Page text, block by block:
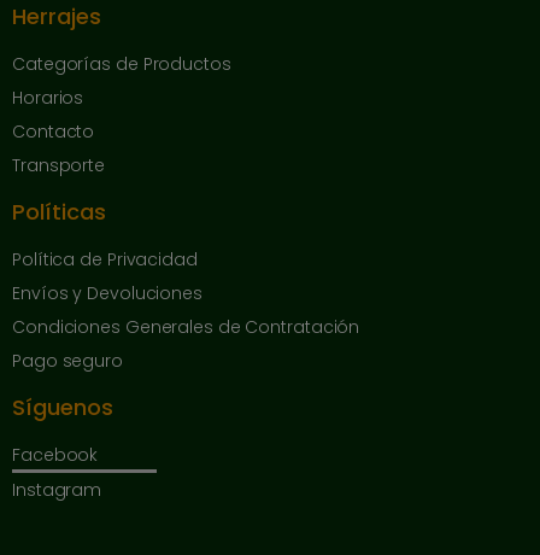
Herrajes
Categorías de Productos
Horarios
Contacto
Transporte
Políticas
Política de Privacidad
Envíos y Devoluciones
Condiciones Generales de Contratación
Pago seguro
Síguenos
Facebook
Instagram